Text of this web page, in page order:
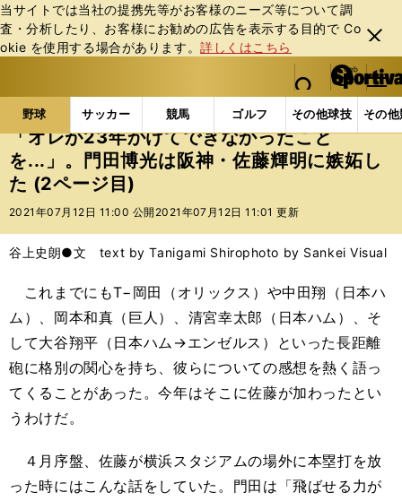
当サイトでは当社の提携先等がお客様のニーズ等について調
査・分析したり、お客様にお勧めの広告を表⽰する⽬的で Co
okie を使⽤する場合があります。詳しくはこちら
閉じ
る
web Sportiva (webスポルティーバ)
検索
マイペ
ー
ジ
メニュ
野球 サッカー 競馬 ゴルフ その他球技 その
b
ス
ポ
ル
テ
ー
バ
野球の記事一覧 プロ野球 「オレが23年かけてでき
「オレが23年かけてできなかったこと
を...」。門田博光は阪神・佐藤輝明に嫉妬し
た (2ページ目)
2021年07月12日 11:00 公開 2021年07月12日 11:01 更新
谷上史朗●文 text by Tanigami Shirophoto by Sankei Visual
これまでにもT−岡田（オリックス）や中田翔（日本ハ
ム）、岡本和真（巨人）、清宮幸太郎（日本ハム）、そ
して大谷翔平（日本ハム→エンゼルス）といった長距離
砲に格別の関心を持ち、彼らについての感想を熱く語っ
てくることがあった。今年はそこに佐藤が加わったとい
うわけだ。
４月序盤、佐藤が横浜スタジアムの場外に本塁打を放
った時にはこんな話をしていた。門田は「飛ばせる力が